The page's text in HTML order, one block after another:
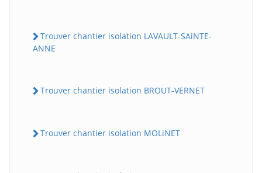
Trouver chantier isolation LAVAULT-SAiNTE-
ANNE
Trouver chantier isolation BROUT-VERNET
Trouver chantier isolation MOLiNET